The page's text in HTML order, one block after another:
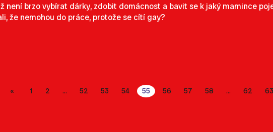
není brzo vybírat dárky, zdobit domácnost a bavit se k jaký mamince
že nemohou do práce, protože se cítí gay?
1 2 52 53 54 55 56 57 58 62 63